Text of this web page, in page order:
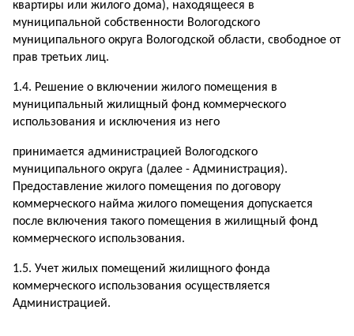
квартиры или жилого дома), находящееся в
муниципальной собственности Вологодского
муниципального округа Вологодской области, свободное от
прав третьих лиц.
1.4. Решение о включении жилого помещения в
муниципальный жилищный фонд коммерческого
использования и исключения из него
принимается администрацией Вологодского
муниципального округа (далее - Администрация).
Предоставление жилого помещения по договору
коммерческого найма жилого помещения допускается
после включения такого помещения в жилищный фонд
коммерческого использования.
1.5. Учет жилых помещений жилищного фонда
коммерческого использования осуществляется
Администрацией.